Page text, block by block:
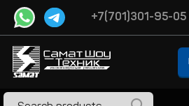
+7(701)301-95-05